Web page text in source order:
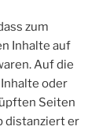
zum
Inhalte auf
Auf die
oder
Seiten
distanziert er